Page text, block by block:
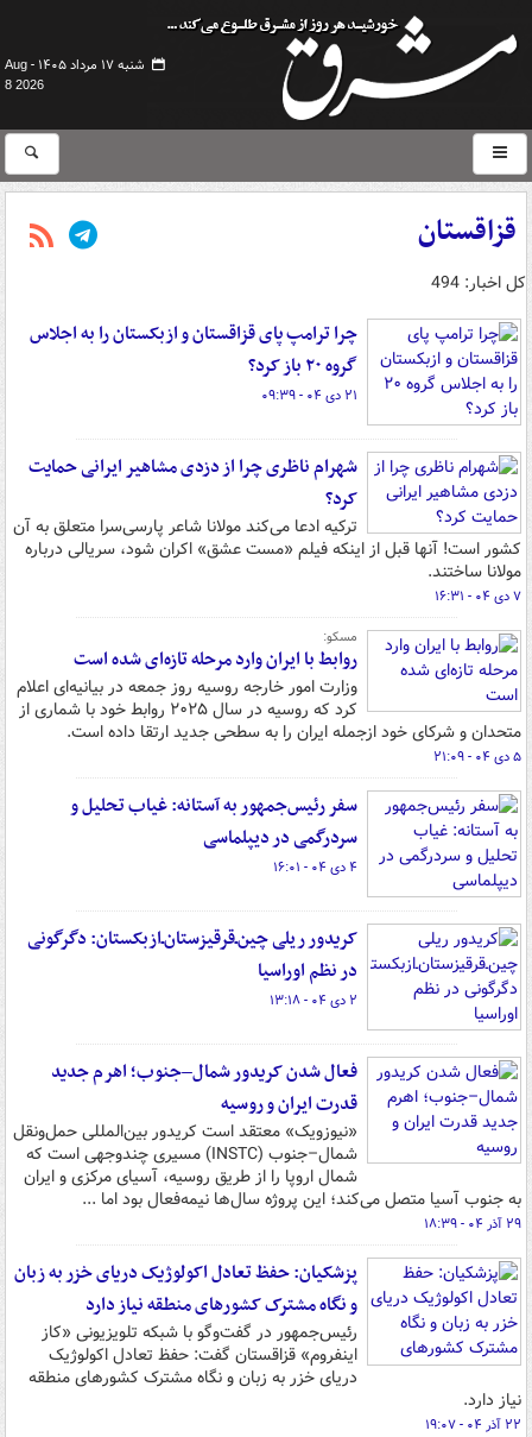
شنبه ۱۷ مرداد ۱۴۰۵ -
Aug
8 2026
قزاقستان
کل اخبار: 494
چرا ترامپ پای قزاقستان و ازبکستان را به اجلاس
گروه ۲۰ باز کرد؟
۲۱ دی ۰۴ - ۰۹:۳۹
شهرام ناظری چرا از دزدی مشاهیر ایرانی حمایت
کرد؟
ترکیه ادعا می‌کند مولانا شاعر پارسی‌سرا متعلق به آن
کشور است! آنها قبل از اینکه فیلم «مست عشق» اکران شود، سریالی درباره
مولانا ساختند.
۷ دی ۰۴ - ۱۶:۳۱
مسکو:
روابط با ایران وارد مرحله تازه‌ای شده است
وزارت امور خارجه روسیه روز جمعه در بیانیه‌ای اعلام
کرد که روسیه در سال ۲۰۲۵ روابط خود با شماری از
متحدان و شرکای خود ازجمله ایران را به سطحی جدید ارتقا داده است.
۵ دی ۰۴ - ۲۱:۰۹
سفر رئیس‌جمهور به آستانه: غیاب تحلیل و
سردرگمی در دیپلماسی
۴ دی ۰۴ - ۱۶:۰۱
کریدور ریلی چین‌ـ‌قرقیزستان‌ـ‌ازبکستان: دگرگونی
در نظم اوراسیا
۲ دی ۰۴ - ۱۳:۱۸
فعال شدن کریدور شمال–جنوب؛ اهرم جدید
قدرت ایران و روسیه
«نیوزویک» معتقد است کریدور بین‌المللی حمل‌ونقل
شمال–جنوب (INSTC) مسیری چندوجهی است که
شمال اروپا را از طریق روسیه، آسیای مرکزی و ایران
به جنوب آسیا متصل می‌کند؛ این پروژه سال‌ها نیمه‌فعال بود اما ...
۲۹ آذر ۰۴ - ۱۸:۳۹
پزشکیان: حفظ تعادل اکولوژیک دریای خزر به زبان
و نگاه مشترک کشورهای منطقه نیاز دارد
رئیس‌جمهور در گفت‌وگو با شبکه تلویزیونی «کاز
اینفروم» قزاقستان گفت: حفظ تعادل اکولوژیک
دریای خزر به زبان و نگاه مشترک کشورهای منطقه
نیاز دارد.
۲۲ آذر ۰۴ - ۱۹:۰۷